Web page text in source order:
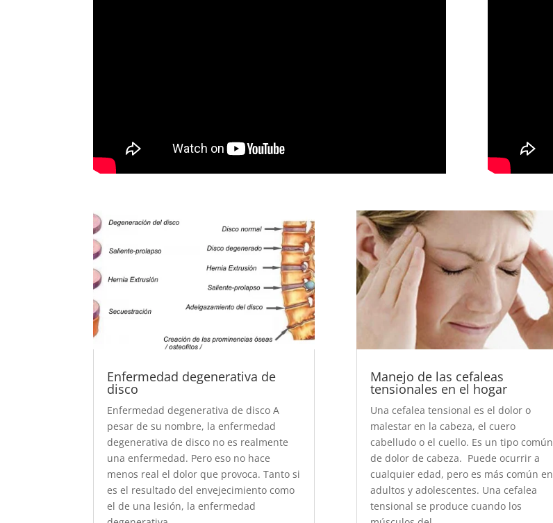
Enfermedad degenerativa de
disco
Enfermedad degenerativa de disco A
pesar de su nombre, la enfermedad
degenerativa de disco no es realmente
una enfermedad. Pero eso no hace
menos real el dolor que provoca. Tanto si
es el resultado del envejecimiento como
el de una lesión, la enfermedad
Manejo de las cefaleas
tensionales en el hogar
Una cefalea tensional es el dolor o
malestar en la cabeza, el cuero
cabelludo o el cuello. Es un tipo común
de dolor de cabeza. Puede ocurrir a
cualquier edad, pero es más común en
adultos y adolescentes. Una cefalea
tensional se produce cuando los